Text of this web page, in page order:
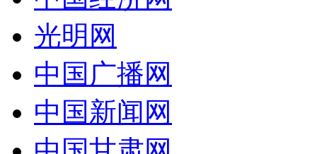
光明网
中国广播网
中国新闻网